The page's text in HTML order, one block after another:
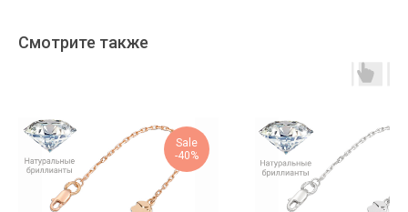
Смотрите также
Sale
-40%